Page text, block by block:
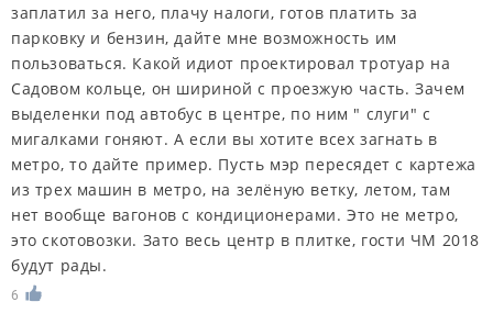
заплатил за него, плачу налоги, готов платить за
парковку и бензин, дайте мне возможность им
пользоваться. Какой идиот проектировал тротуар на
Садовом кольце, он шириной с проезжую часть. Зачем
выделенки под автобус в центре, по ним " слуги" с
мигалками гоняют. А если вы хотите всех загнать в
метро, то дайте пример. Пусть мэр пересядет с картежа
из трех машин в метро, на зелёную ветку, летом, там
нет вообще вагонов с кондиционерами. Это не метро,
это скотовозки. Зато весь центр в плитке, гости ЧМ 2018
будут рады.
6